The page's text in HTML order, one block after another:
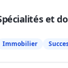
et
Immobilier